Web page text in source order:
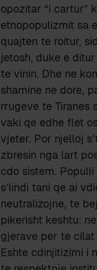
opozitar “i cartur”
etnopopulizmit sa
quajten te roitur,
jetosh, duke e
te vinin. Dhe ne
shamine ne dore,
rrugeve te Tiranes
vaki qe edhe flet
vjeter. Por njelloj
zbresin nga lart
cdo sistem.
s’lindi tani qe ai
neutralizojne, te
pikerisht keshtu:
gjerave per te
Eshte cdinjitizimi i